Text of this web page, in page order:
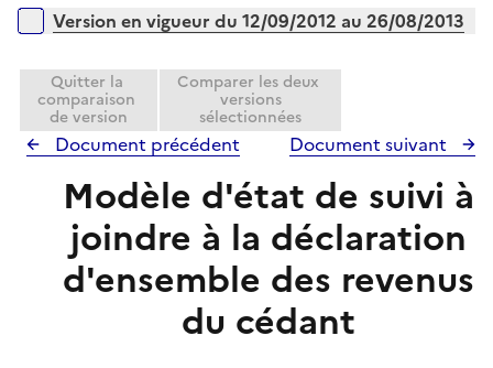
e
e
r
Version en vigueur du 12/09/2012 au 26/08/2013
Quitter la
comparaison
de version
Comparer les deux
versions
sélectionnées
Document précédent Document suivant
Modèle d'état de suivi à
joindre à la déclaration
d'ensemble des revenus
du cédant